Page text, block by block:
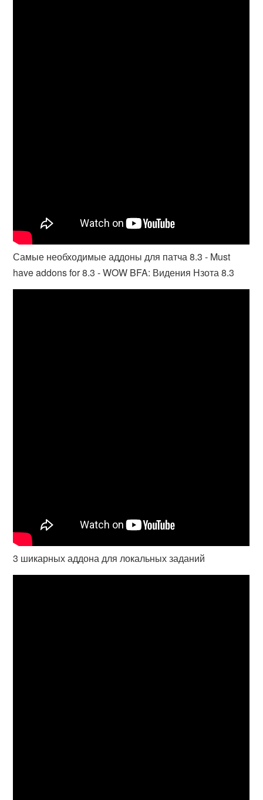
Самые необходимые аддоны для патча 8.3 - Must
have addons for 8.3 - WOW BFA: Видения Нзота 8.3
3 шикарных аддона для локальных заданий